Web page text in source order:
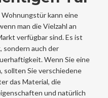
kann eine
man die Vielzahl an
verfügbar sind. Es ist
sondern auch der
Wenn Sie eine
sollten Sie verschiedene
das Material, die
und natürlich